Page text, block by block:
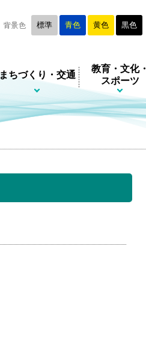
背景色 標準 青色 黄色 黒色
まちづくり・交通
教育・文化・
スポーツ